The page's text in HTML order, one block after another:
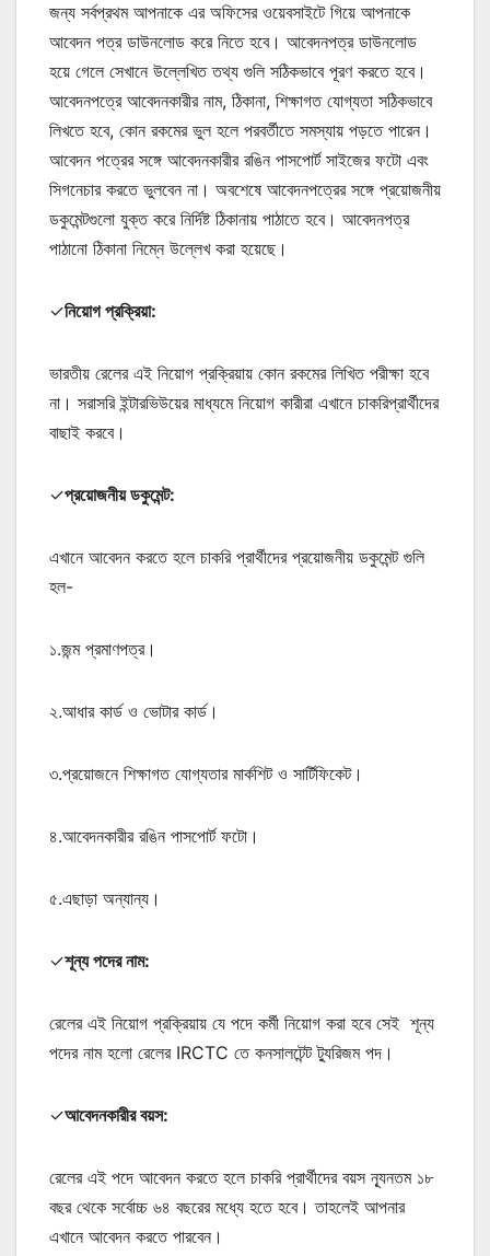
জন্য সর্বপ্রথম আপনাকে এর অফিসের ওয়েবসাইটে গিয়ে আপনাকে
আবেদন পত্র ডাউনলোড করে নিতে হবে। আবেদনপত্র ডাউনলোড
হয়ে গেলে সেখানে উল্লেখিত তথ্য গুলি সঠিকভাবে পূরণ করতে হবে।
আবেদনপত্রে আবেদনকারীর নাম, ঠিকানা, শিক্ষাগত যোগ্যতা সঠিকভাবে
লিখতে হবে, কোন রকমের ভুল হলে পরবর্তীতে সমস্যায় পড়তে পারেন।
আবেদন পত্রের সঙ্গে আবেদনকারীর রঙিন পাসপোর্ট সাইজের ফটো এবং
সিগনেচার করতে ভুলবেন না। অবশেষে আবেদনপত্রের সঙ্গে প্রয়োজনীয়
ডকুমেন্টগুলো যুক্ত করে নির্দিষ্ট ঠিকানায় পাঠাতে হবে। আবেদনপত্র
পাঠানো ঠিকানা নিম্নে উল্লেখ করা হয়েছে।
✓নিয়োগ প্রক্রিয়া:
ভারতীয় রেলের এই নিয়োগ প্রক্রিয়ায় কোন রকমের লিখিত পরীক্ষা হবে
না। সরাসরি ইন্টারভিউয়ের মাধ্যমে নিয়োগ কারীরা এখানে চাকরিপ্রার্থীদের
বাছাই করবে।
✓প্রয়োজনীয় ডকুমেন্ট:
এখানে আবেদন করতে হলে চাকরি প্রার্থীদের প্রয়োজনীয় ডকুমেন্ট গুলি
হল-
১.জন্ম প্রমাণপত্র।
২.আধার কার্ড ও ভোটার কার্ড।
৩.প্রয়োজনে শিক্ষাগত যোগ্যতার মার্কশিট ও সার্টিফিকেট।
৪.আবেদনকারীর রঙিন পাসপোর্ট ফটো।
৫.এছাড়া অন্যান্য।
✓শূন্য পদের নাম:
রেলের এই নিয়োগ প্রক্রিয়ায় যে পদে কর্মী নিয়োগ করা হবে সেই শূন্য
পদের নাম হলো রেলের IRCTC তে কনসালটেন্ট ট্যুরিজম পদ।
✓আবেদনকারীর বয়স:
রেলের এই পদে আবেদন করতে হলে চাকরি প্রার্থীদের বয়স ন্যূনতম ১৮
বছর থেকে সর্বোচ্চ ৬৪ বছরের মধ্যে হতে হবে। তাহলেই আপনার
এখানে আবেদন করতে পারবেন।